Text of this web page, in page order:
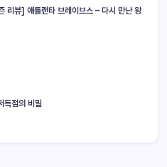
리뷰] 애틀랜타 브레이브스 – 다시 만난 왕
점의 비밀